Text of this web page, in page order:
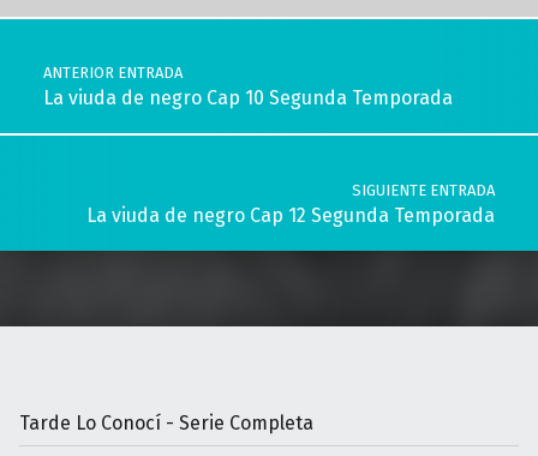
Navegación de entradas
ANTERIOR ENTRADA
La viuda de negro Cap 10 Segunda Temporada
SIGUIENTE ENTRADA
La viuda de negro Cap 12 Segunda Temporada
Tarde Lo Conocí - Serie Completa